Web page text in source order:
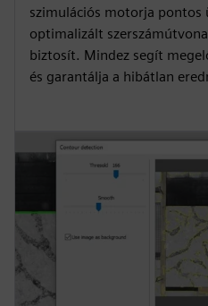
szimulációs motorja pontos
optimalizált
biztosít. Mindez segít
és garantálja a hibátlan